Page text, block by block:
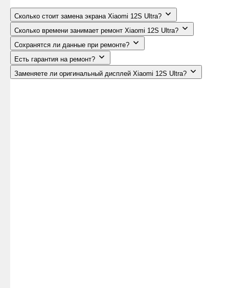
Сколько стоит замена экрана Xiaomi 12S Ultra?
Сколько времени занимает ремонт Xiaomi 12S Ultra?
Сохранятся ли данные при ремонте?
Есть гарантия на ремонт?
Заменяете ли оригинальный дисплей Xiaomi 12S Ultra?